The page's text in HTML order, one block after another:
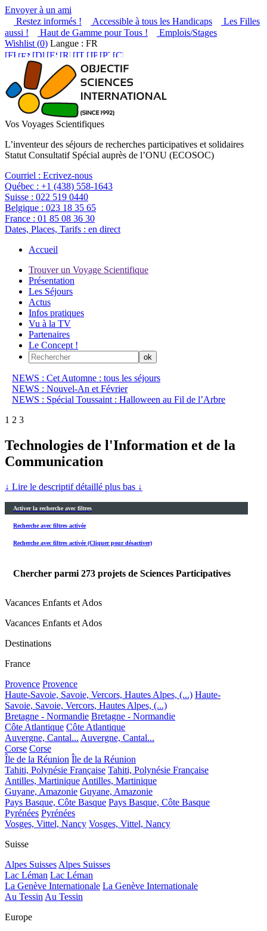
Envoyer à un ami
Restez informés !
Accessible à tous les Handicaps
Les Filles
aussi !
Haut de Gamme pour Tous !
Emplois/Stages
Wishlist (0) Langue : FR
Vos Voyages Scientifiques
L’inventeur des séjours de recherches participatives et solidaires
Statut Consultatif Spécial auprès de l’ONU (ECOSOC)
Courriel : Ecrivez-nous
Québec : +1 (438) 558-1643
Suisse : 022 519 0440
Belgique : 023 18 35 65
France : 01 85 08 36 30
Dates, Places, Tarifs : en direct
Accueil
Trouver un Voyage Scientifique
Présentation
Les Séjours
Actus
Infos pratiques
Vu à la TV
Partenaires
Le Concept !
NEWS : Cet Automne : tous les séjours
NEWS : Nouvel-An et Février
NEWS : Spécial Toussaint : Halloween au Fil de l’Arbre
1 2 3
Technologies de l'Information et de la
Communication
↓ Lire le descriptif détaillé plus bas ↓
Activer la recherche avec filtres
Recherche avec filtres activée
Recherche avec filtres activée (Cliquer pour désactiver)
Chercher parmi 273 projets de Sciences Participatives
Vacances Enfants et Ados
Vacances Enfants et Ados
Destinations
France
Provence Provence
Haute-Savoie, Savoie, Vercors, Hautes Alpes, (...) Haute-
Savoie, Savoie, Vercors, Hautes Alpes, (...)
Bretagne - Normandie Bretagne - Normandie
Côte Atlantique Côte Atlantique
Auvergne, Cantal... Auvergne, Cantal...
Corse Corse
Île de la Réunion Île de la Réunion
Tahiti, Polynésie Française Tahiti, Polynésie Française
Antilles, Martinique Antilles, Martinique
Guyane, Amazonie Guyane, Amazonie
Pays Basque, Côte Basque Pays Basque, Côte Basque
Pyrénées Pyrénées
Vosges, Vittel, Nancy Vosges, Vittel, Nancy
Suisse
Alpes Suisses Alpes Suisses
Lac Léman Lac Léman
La Genève Internationale La Genève Internationale
Au Tessin Au Tessin
Europe